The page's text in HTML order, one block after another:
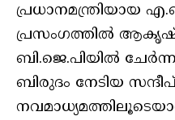
പ്രധാനമന്ത്രിയായ
പ്രസംഗത്തിൽ
ബി.ജെ.പിയിൽ
ബിരുദം നേടിയ